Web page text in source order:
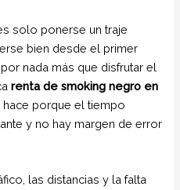
solo ponerse un traje
bien desde el primer
nada más que disfrutar el
renta de smoking negro en
hace porque el tiempo
y no hay margen de error
las distancias y la falta